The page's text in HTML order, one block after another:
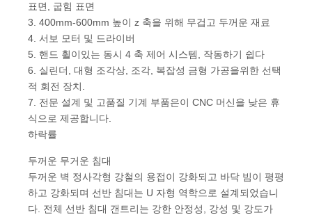
표면, 굽힘 표면
3. 400mm-600mm 높이 z 축을 위해 무겁고 두꺼운 재료
4. 서보 모터 및 드라이버
5. 핸드 휠이있는 동시 4 축 제어 시스템, 작동하기 쉽다
6. 실린더, 대형 조각상, 조각, 복잡성 금형 가공을위한 선택
적 회전 장치.
7. 전문 설계 및 고품질 기계 부품은이 CNC 머신을 낮은 휴
식으로 제공합니다.
하락률
두꺼운 무거운 침대
두꺼운 벽 정사각형 강철의 용접이 강화되고 바닥 빔이 평평
하고 강화되며 선반 침대는 U 자형 역학으로 설계되었습니
다. 전체 선반 침대 갠트리는 강한 안정성, 강성 및 강도가